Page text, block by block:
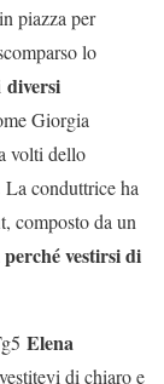
piazza per
lo
diversi
Giorgia
volti dello
La conduttrice ha
composto da un
vestirsi di
Elena
di chiaro e